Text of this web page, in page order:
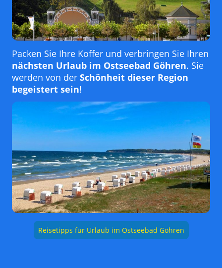
Packen Sie Ihre Koffer und verbringen Sie Ihren
nächsten Urlaub im Ostseebad Göhren. Sie
werden von der Schönheit dieser Region
begeistert sein!
Reisetipps für Urlaub im Ostseebad Göhren